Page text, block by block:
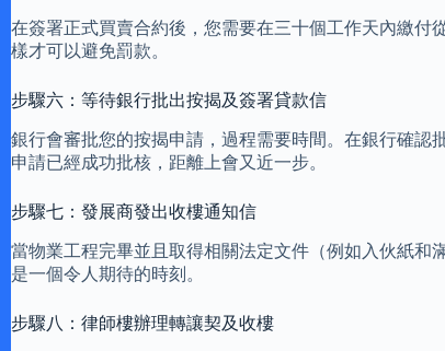
在簽署正式買賣合約後，您需要在三十個工作天內繳付
樣才可以避免罰款。
步驟六：等待銀行批出按揭及簽署貸款信
銀行會審批您的按揭申請，過程需要時間。在銀行確認
申請已經成功批核，距離上會又近一步。
步驟七：發展商發出收樓通知信
當物業工程完畢並且取得相關法定文件（例如入伙紙和
是一個令人期待的時刻。
步驟八：律師樓辦理轉讓契及收樓